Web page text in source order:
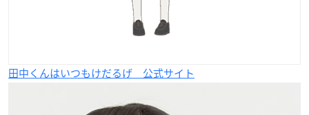
田中くんはいつもけだるげ 公式サイト